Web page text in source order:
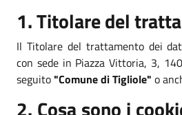
1. Titolare del
Il Titolare del trattamento dei
con sede in Piazza Vittoria, 3,
seguito"Comune di Tigliole" o
2. Cosa sono i